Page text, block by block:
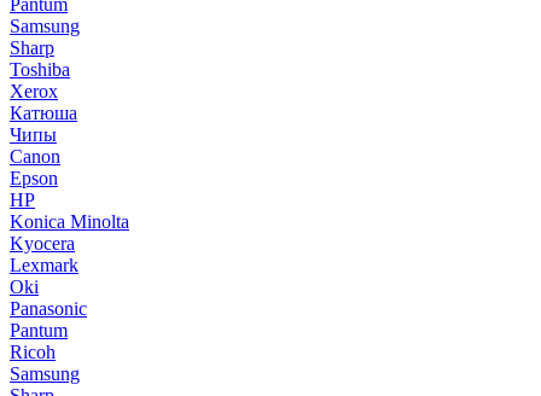
Pantum
Samsung
Sharp
Toshiba
Xerox
Катюша
Чипы
Canon
Epson
HP
Konica Minolta
Kyocera
Lexmark
Oki
Panasonic
Pantum
Ricoh
Samsung